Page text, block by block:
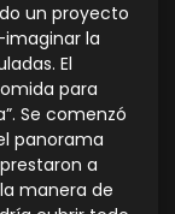
un proyecto
la
El
para
Se comenzó
panorama
a
manera de